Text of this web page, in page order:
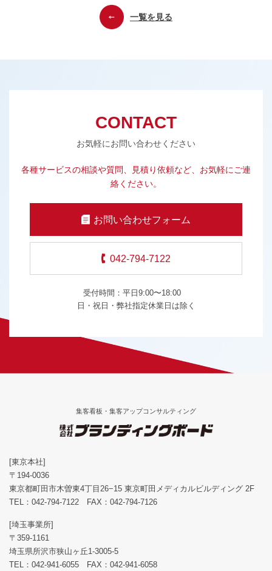
一覧を見る
CONTACT
お気軽にお問い合わせください
各種サービスの相談や質問、見積り依頼など、お気軽にご連
絡ください。
お問い合わせフォーム
042-794-7122
受付時間：平日9:00〜18:00
日・祝日・弊社指定休業日は除く
集客看板・集客アップコンサルティング
[東京本社]
〒194-0036
東京都町田市木曽東4丁目26−15 東京町田メディカルビルディング 2F
TEL： 042-794-7122 FAX：042-794-7126
[埼玉事業所]
〒359-1161
埼玉県所沢市狭山ヶ丘1-3005-5
TEL： 042-941-6055 FAX：042-941-6058